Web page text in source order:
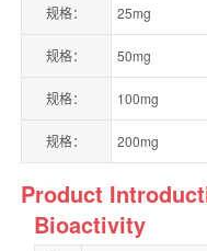
规格： 25mg
规格： 50mg
规格： 100mg
规格： 200mg
Product
Bioactivity